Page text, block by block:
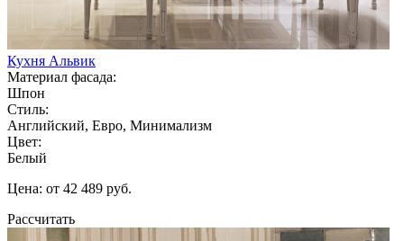
Кухня Альвик
Материал фасада:
Шпон
Стиль:
Английский, Евро, Минимализм
Цвет:
Белый
Цена: от 42 489 руб.
Рассчитать